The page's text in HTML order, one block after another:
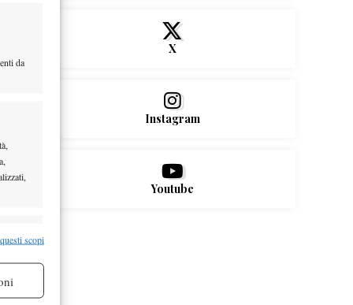
da
scopi
X
Instagram
Youtube